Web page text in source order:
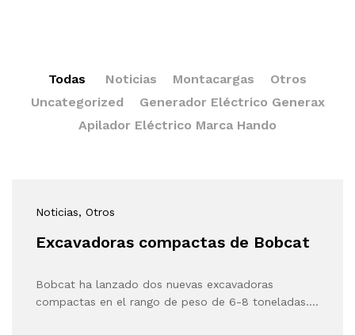
Todas Noticias Montacargas
Otros
Uncategorized
Generador Eléctrico Generax
Apilador Eléctrico Marca Hando
Noticias, Otros
Excavadoras compactas de Bobcat
Bobcat ha lanzado dos nuevas excavadoras
compactas en el rango de peso de 6-8 toneladas.…